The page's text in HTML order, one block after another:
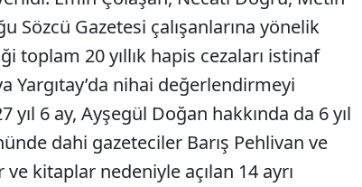
Sözcü Gazetesi çalışanlarına yönelik
toplam 20 yıllık hapis cezaları istinaf
Yargıtay’da nihai değerlendirmeyi
yıl 6 ay, Ayşegül Doğan hakkında da 6 yıl
dahi gazeteciler Barış Pehlivan ve
ve kitaplar nedeniyle açılan 14 ayrı